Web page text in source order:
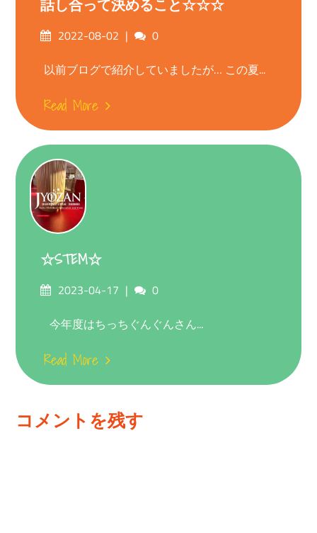
話し合って決めること☆☆☆
Posted2022-08-02 Comments
0
以前ブログで紹介していましたが… この夏...
Read More
☆STEM☆
Posted2023-04-17 Comments
0
今年度はちっちぐんぐんさん...
Read More
コメントを残す